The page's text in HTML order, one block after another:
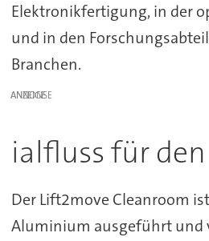
Elektronikfertigung, in der
und in den
Branchen.
ANZEIGE
ialfluss für
Der Lift2move Cleanroom
Aluminium ausgeführt und